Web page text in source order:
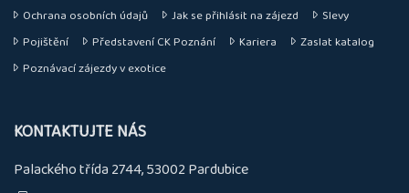
Ochrana osobních údajů
Jak se přihlásit na zájezd
Slevy
Pojištění
Představení CK Poznání Kariera
Zaslat katalog
Poznávací zájezdy v exotice
KONTAKTUJTE NÁS
Palackého třída 2744, 53002 Pardubice